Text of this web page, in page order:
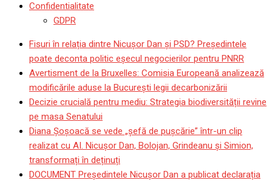
Confidentialitate
GDPR
Fisuri în relația dintre Nicușor Dan și PSD? Președintele
poate deconta politic eșecul negocierilor pentru PNRR
Avertisment de la Bruxelles: Comisia Europeană analizează
modificările aduse la București legii decarbonizării
Decizie crucială pentru mediu: Strategia biodiversității revine
pe masa Senatului
Diana Șoșoacă se vede „șefă de pușcărie” într-un clip
realizat cu AI. Nicușor Dan, Bolojan, Grindeanu și Simion,
transformați în deținuți
DOCUMENT Președintele Nicușor Dan a publicat declarația